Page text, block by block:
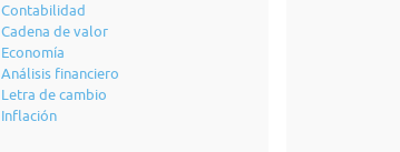
Contabilidad
Cadena de valor
Economía
Análisis financiero
Letra de cambio
Inflación